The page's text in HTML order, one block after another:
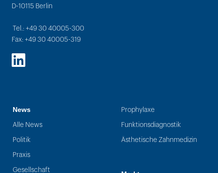
D-10115 Berlin
Tel.: +49 30 40005-300
Fax: +49 30 40005-319
LinkedIn
News
Alle News
Politik
Praxis
Gesellschaft
Prophylaxe
Funktionsdiagnostik
Ästhetische Zahnmedizin